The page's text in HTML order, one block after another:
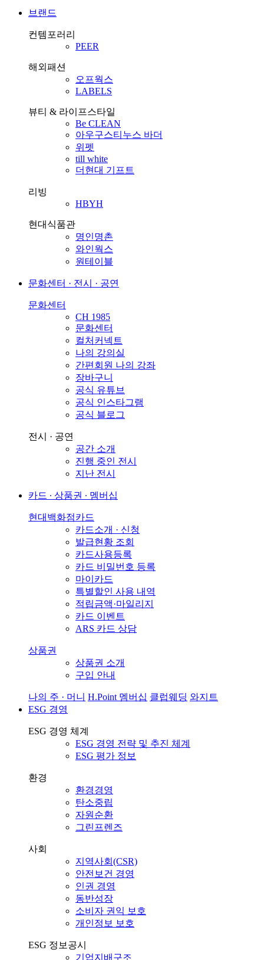
브랜드
컨템포러리
PEER
해외패션
오프웍스
LABELS
뷰티 & 라이프스타일
Be CLEAN
아우구스티누스 바더
위펫
till white
더현대 기프트
리빙
HBYH
현대식품관
명인명촌
와인웍스
원테이블
문화센터 · 전시 · 공연
문화센터
CH 1985
문화센터
컬처커넥트
나의 강의실
간편회원 나의 강좌
장바구니
공식 유튜브
공식 인스타그램
공식 블로그
전시 · 공연
공간 소개
진행 중인 전시
지난 전시
카드 ∙ 상품권 ∙ 멤버십
현대백화점카드
카드소개 · 신청
발급현황 조회
카드사용등록
카드 비밀번호 등록
마이카드
특별할인 사용 내역
적립금액·마일리지
카드 이벤트
ARS 카드 상담
상품권
상품권 소개
구입 안내
나의 주 · 머니 H.Point 멤버십 클럽웨딩 와지트
ESG 경영
ESG 경영 체계
ESG 경영 전략 및 추진 체계
ESG 평가 정보
환경
환경경영
탄소중립
자원순환
그린프렌즈
사회
지역사회(CSR)
안전보건 경영
인권 경영
동반성장
소비자 권익 보호
개인정보 보호
ESG 정보공시
기업지배구조